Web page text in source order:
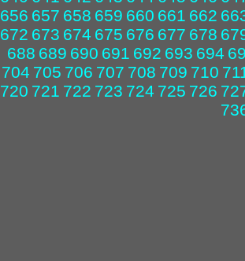
656 657 658 659 660 661 662
672 673 674 675 676 677 678
688 689 690 691 692 693 694
704 705 706 707 708 709 710
720 721 722 723 724 725 726